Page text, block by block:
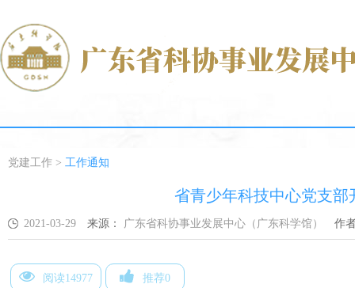
党建工作 > 工作通知
省青少年科技中心党支部
2021-03-29 来源： 广东省科协事业发展中心（广东科学馆） 作
阅读14977 推荐0